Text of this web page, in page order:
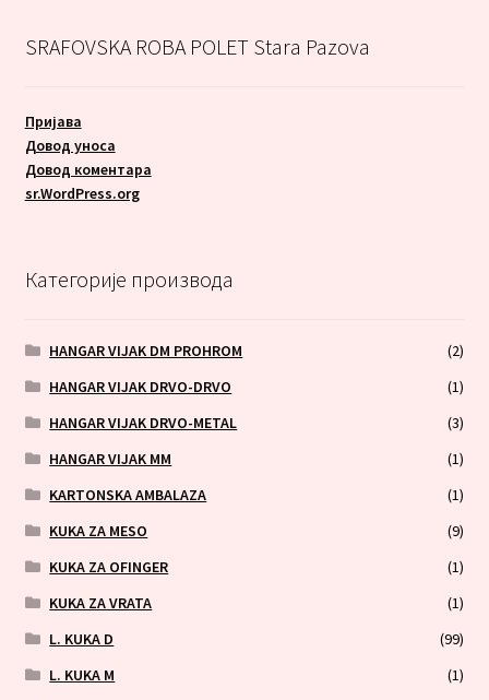
SRAFOVSKA ROBA POLET Stara Pazova
Пријава
Довод уноса
Довод коментара
sr.WordPress.org
Категорије производа
HANGAR VIJAK DM PROHROM
(2)
HANGAR VIJAK DRVO-DRVO
(1)
HANGAR VIJAK DRVO-METAL
(3)
HANGAR VIJAK MM
(1)
KARTONSKA AMBALAZA
(1)
KUKA ZA MESO
(9)
KUKA ZA OFINGER
(1)
KUKA ZA VRATA
(1)
L. KUKA D
(99)
L. KUKA M
(1)